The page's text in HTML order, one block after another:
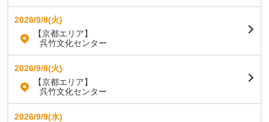
2026/9/8(火)
【京都エリア】
呉竹文化センター
2026/9/8(火)
【京都エリア】
呉竹文化センター
2026/9/9(水)